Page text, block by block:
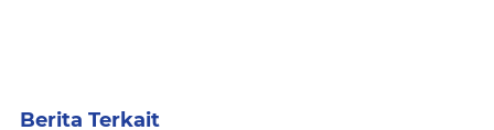
Berita Terkait